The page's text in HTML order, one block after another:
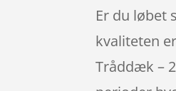
Er du løbet
kvaliteten
Tråddæk –